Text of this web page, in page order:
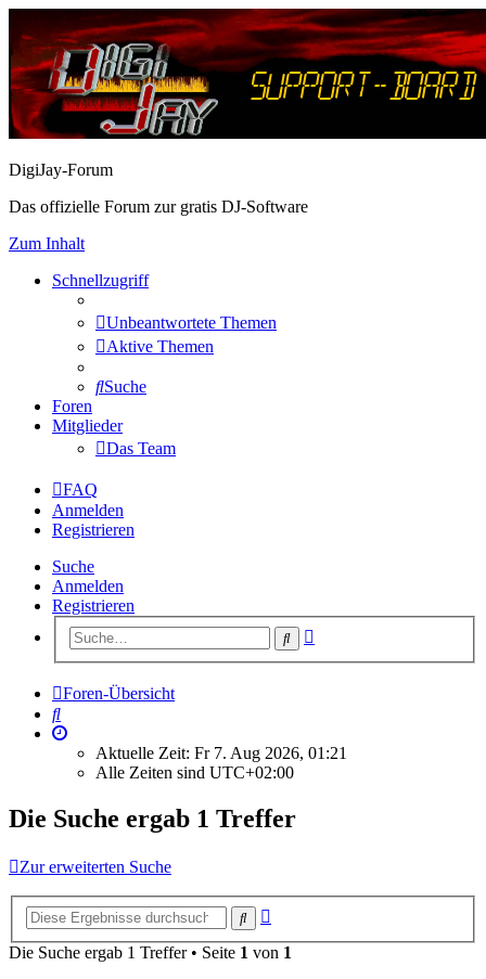
DigiJay-Forum
Das offizielle Forum zur gratis DJ-Software
Zum Inhalt
Schnellzugriff
Unbeantwortete Themen
Aktive Themen
Suche
Foren
Mitglieder
Das Team
FAQ
Anmelden
Registrieren
Suche
Anmelden
Registrieren
Suche
Foren-Übersicht
Suche
Aktuelle Zeit: Fr 7. Aug 2026, 01:21
Alle Zeiten sind UTC+02:00
Die Suche ergab 1 Treffer
Zur erweiterten Suche
Suche
Die Suche ergab 1 Treffer • Seite 1 von 1